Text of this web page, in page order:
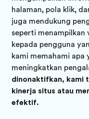
halaman, pola klik,
juga mendukung
seperti menampilkan
kepada pengguna
kami memahami
meningkatkan
dinonaktifkan, kami
kinerja situs atau
efektif.